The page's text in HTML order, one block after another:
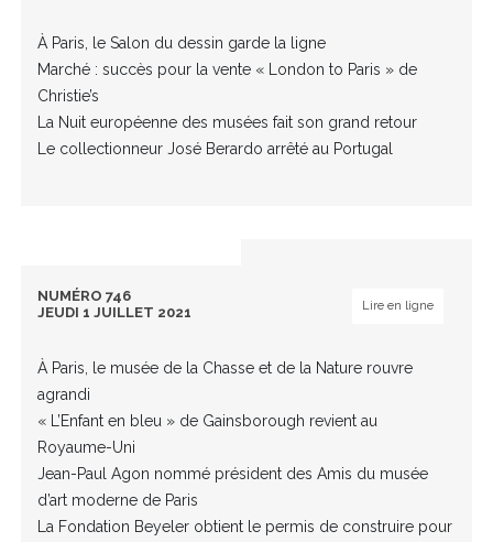
À Paris, le Salon du dessin garde la ligne
Marché : succès pour la vente « London to Paris » de
Christie’s
La Nuit européenne des musées fait son grand retour
Le collectionneur José Berardo arrêté au Portugal
NUMÉRO 746
JEUDI 1 JUILLET 2021
Lire en ligne
À Paris, le musée de la Chasse et de la Nature rouvre
agrandi
« L’Enfant en bleu » de Gainsborough revient au
Royaume-Uni
Jean-Paul Agon nommé président des Amis du musée
d’art moderne de Paris
La Fondation Beyeler obtient le permis de construire pour